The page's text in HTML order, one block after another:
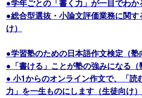
●学年ごとの「書く力」が一目でわか
●総合型選抜・小論文評価業務に関す
け）
●学習塾のための日本語作文検定（塾
●「書ける」ことが塾の強みになる（
● 小1からのオンライン作文で、「読
力」を一生ものにします（生徒向け）